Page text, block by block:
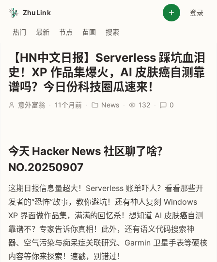
ZhuLink 登录
热门 最新 节点 苗圃 搜索
【HN中文日报】Serverless 踩坑血泪
史！XP 作品集爆火，AI 皮肤癌自测靠
谱吗？今日份科技圈瓜速来！
意外富翁 · 11个月前 · News · 132 · 0
今天 Hacker News 社区聊了啥？
NO.20250907
这期日报信息量超大！Serverless 账单吓人？看看那些开
发者的“恐怖”故事，教你避坑！还有神人复刻 Windows
XP 界面做作品集，满满的回忆杀！想知道 AI 皮肤癌自测
靠谱不？专家告诉你真相！此外，还有语义代码搜索神
器、空气污染与痴呆症关联研究、Garmin 卫星手表等硬核
内容等你来探索！速戳，别错过！